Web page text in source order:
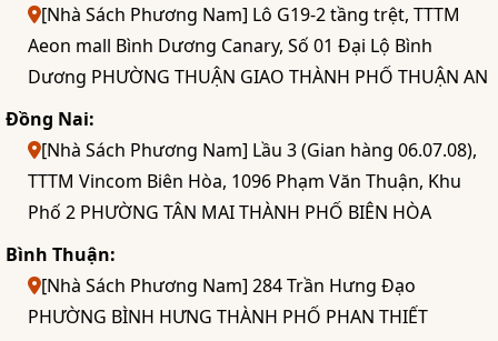
[Nhà Sách Phương Nam] Lô G19-2 tầng trệt, TTTM
Aeon mall Bình Dương Canary, Số 01 Đại Lộ Bình
Dương PHƯỜNG THUẬN GIAO THÀNH PHỐ THUẬN AN
Đồng Nai:
[Nhà Sách Phương Nam] Lầu 3 (Gian hàng 06.07.08),
TTTM Vincom Biên Hòa, 1096 Phạm Văn Thuận, Khu
Phố 2 PHƯỜNG TÂN MAI THÀNH PHỐ BIÊN HÒA
Bình Thuận:
[Nhà Sách Phương Nam] 284 Trần Hưng Đạo
PHƯỜNG BÌNH HƯNG THÀNH PHỐ PHAN THIẾT